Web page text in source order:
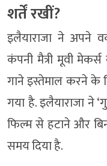
शर्तें रखीं?
इलैयाराजा ने अपने
कंपनी मैत्री मूवी
गाने इस्तेमाल करने के
गया है. इलैयाराजा ने
फिल्म से हटाने और
समय दिया है.